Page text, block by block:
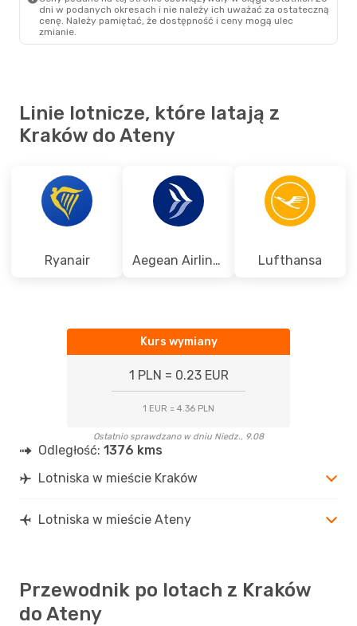
dni w podanych okresach i nie należy ich uważać za ostateczną
cenę. Należy pamiętać, że dostępność i ceny mogą ulec
zmianie.
Linie lotnicze, które latają z
Kraków do Ateny
Ryanair Aegean Airlines Lufthansa
Kurs wymiany
1 PLN = 0.23 EUR
1 EUR = 4.36 PLN
Ostatnio sprawdzano w dniu Niedz., 9.08
Odległość: 1376 kms
Lotniska w mieście Kraków
Lotniska w mieście Ateny
Przewodnik po lotach z Kraków
do Ateny